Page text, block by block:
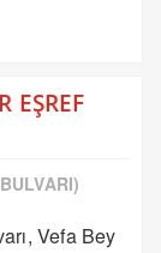
EŞREF
Vefa Bey